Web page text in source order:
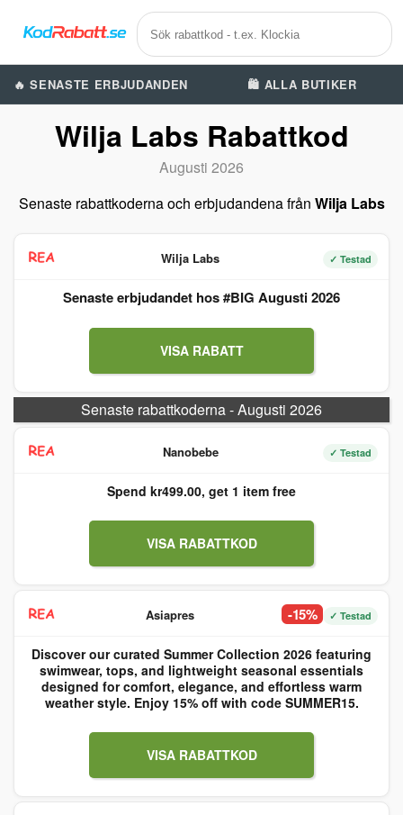
🔥 SENASTE ERBJUDANDEN 🛍️ ALLA BUTIKER
Wilja Labs Rabattkod
Augusti 2026
Senaste rabattkoderna och erbjudandena från Wilja Labs
Wilja Labs ✓ Testad
Senaste erbjudandet hos #BIG Augusti 2026
VISA RABATT
Senaste rabattkoderna - Augusti 2026
Nanobebe ✓ Testad
Spend kr499.00, get 1 item free
VISA RABATTKOD
Asiapres -15% ✓ Testad
Discover our curated Summer Collection 2026 featuring
swimwear, tops, and lightweight seasonal essentials
designed for comfort, elegance, and effortless warm
weather style. Enjoy 15% off with code SUMMER15.
VISA RABATTKOD